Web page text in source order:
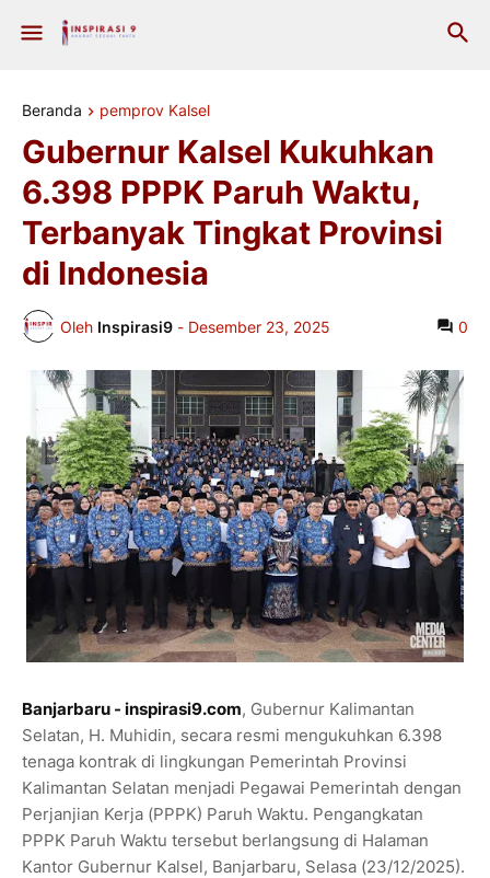
Beranda pemprov Kalsel
Gubernur Kalsel Kukuhkan
6.398 PPPK Paruh Waktu,
Terbanyak Tingkat Provinsi
di Indonesia
Oleh Inspirasi9 - Desember 23, 2025 0
Banjarbaru - inspirasi9.com, Gubernur Kalimantan
Selatan, H. Muhidin, secara resmi mengukuhkan 6.398
tenaga kontrak di lingkungan Pemerintah Provinsi
Kalimantan Selatan menjadi Pegawai Pemerintah dengan
Perjanjian Kerja (PPPK) Paruh Waktu. Pengangkatan
PPPK Paruh Waktu tersebut berlangsung di Halaman
Kantor Gubernur Kalsel, Banjarbaru, Selasa (23/12/2025).